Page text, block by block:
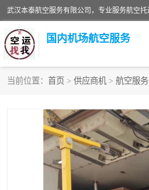
国内机场航空服务
当前位置： 首页 > 供应商机 > 航空服务